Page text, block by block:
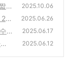
아
2025.10.06
2025.06.26
2025.06.17
2025.06.12